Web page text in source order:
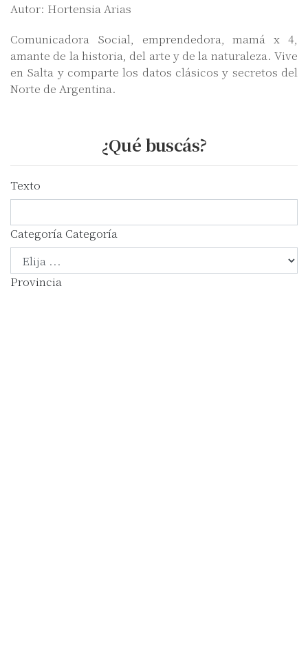
Autor: Hortensia Arias
Comunicadora Social, emprendedora, mamá x 4,
amante de la historia, del arte y de la naturaleza. Vive
en Salta y comparte los datos clásicos y secretos del
Norte de Argentina.
¿Qué buscás?
Texto
Categoría Categoría
Provincia